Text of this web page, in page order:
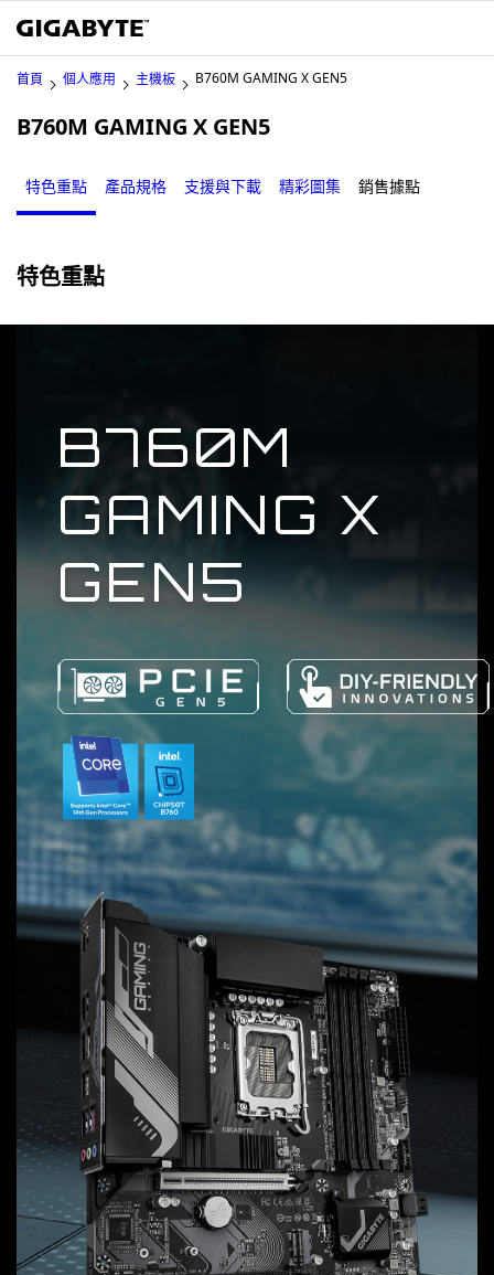
首頁 個人應用 主機板 B760M GAMING X GEN5
B760M GAMING X GEN5
特色重點 產品規格 支援與下載 精彩圖集 銷售據點
特色重點
B760M
GAMING X
GEN5